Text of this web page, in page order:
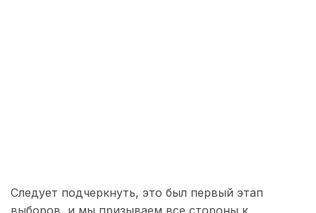
Следует подчеркнуть, это был первый этап
выборов, и мы призываем все стороны к